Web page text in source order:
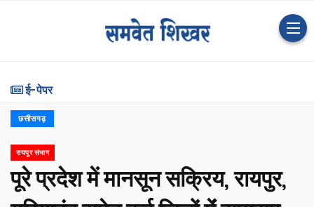
ई-पेपर
छत्तीसगढ़
रायपुर संभाग
पूरे प्रदेश में मानसून सक्रिय, रायपुर,